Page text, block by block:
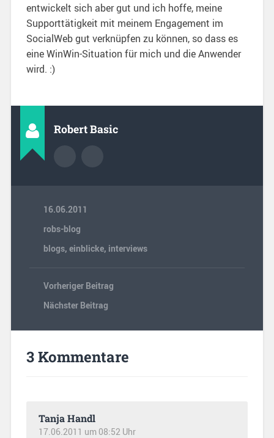
entwickelt sich aber gut und ich hoffe, meine
Supporttätigkeit mit meinem Engagement im
SocialWeb gut verknüpfen zu können, so dass es
eine WinWin-Situation für mich und die Anwender
wird. :)
Robert Basic
16.06.2011
robs-blog
blogs, einblicke, interviews
Vorheriger Beitrag
Nächster Beitrag
3 Kommentare
Tanja Handl
17.06.2011 um 08:52 Uhr